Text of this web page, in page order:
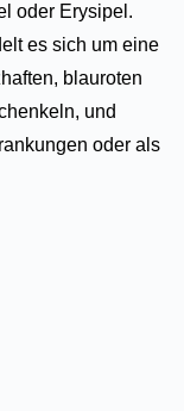
oder Erysipel.
es sich um eine
blauroten
und
oder als